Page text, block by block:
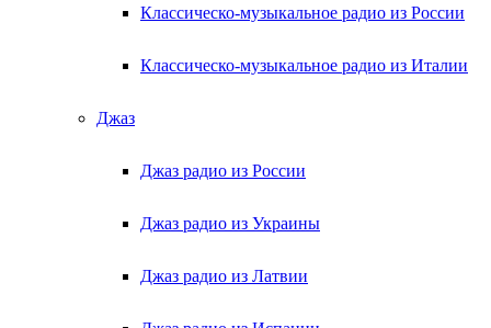
Классическо-музыкальное радио из России
Классическо-музыкальное радио из Италии
Джаз
Джаз радио из России
Джаз радио из Украины
Джаз радио из Латвии